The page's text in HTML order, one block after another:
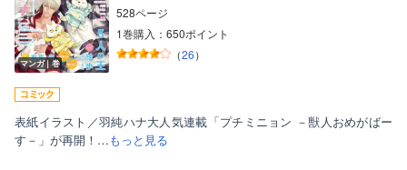
マンガ｜巻
528ページ
1巻購入：650ポイント
（26）
表紙イラスト／羽純ハナ大人気連載「プチミニョン －獣人おめがばー
す－」が再開！…もっと見る